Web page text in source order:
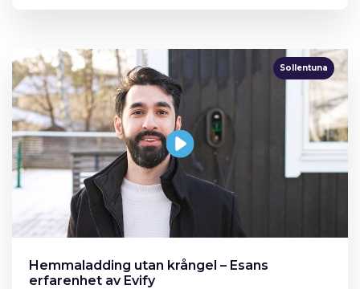
Sollentuna
Hemmaladding utan krångel – Esans
erfarenhet av Evify